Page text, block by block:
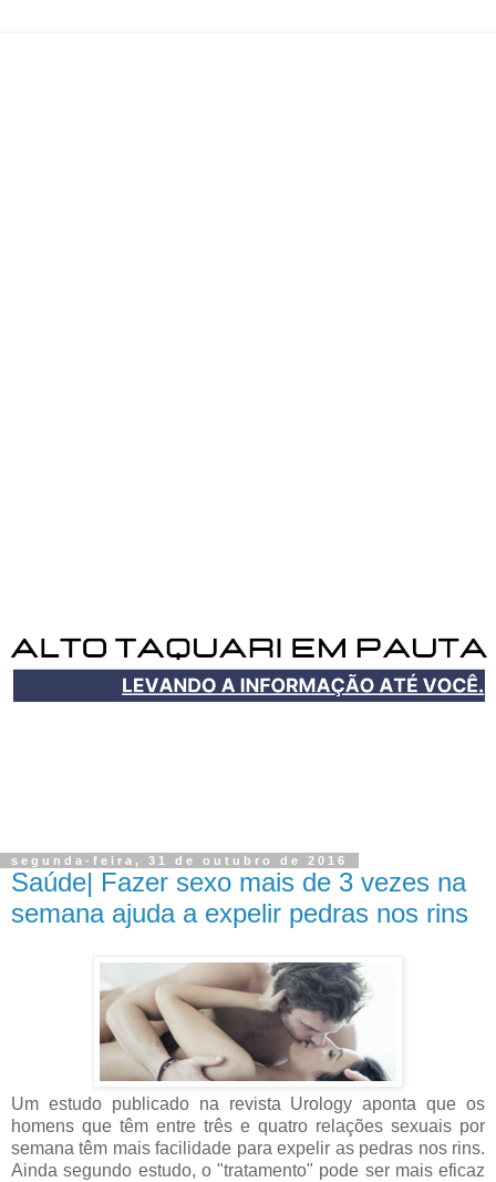
segunda-feira, 31 de outubro de 2016
Saúde| Fazer sexo mais de 3 vezes na
semana ajuda a expelir pedras nos rins
Um estudo publicado na revista Urology aponta que os
homens que têm entre três e quatro relações sexuais por
semana têm mais facilidade para expelir as pedras nos rins.
Ainda segundo estudo, o "tratamento" pode ser mais eficaz